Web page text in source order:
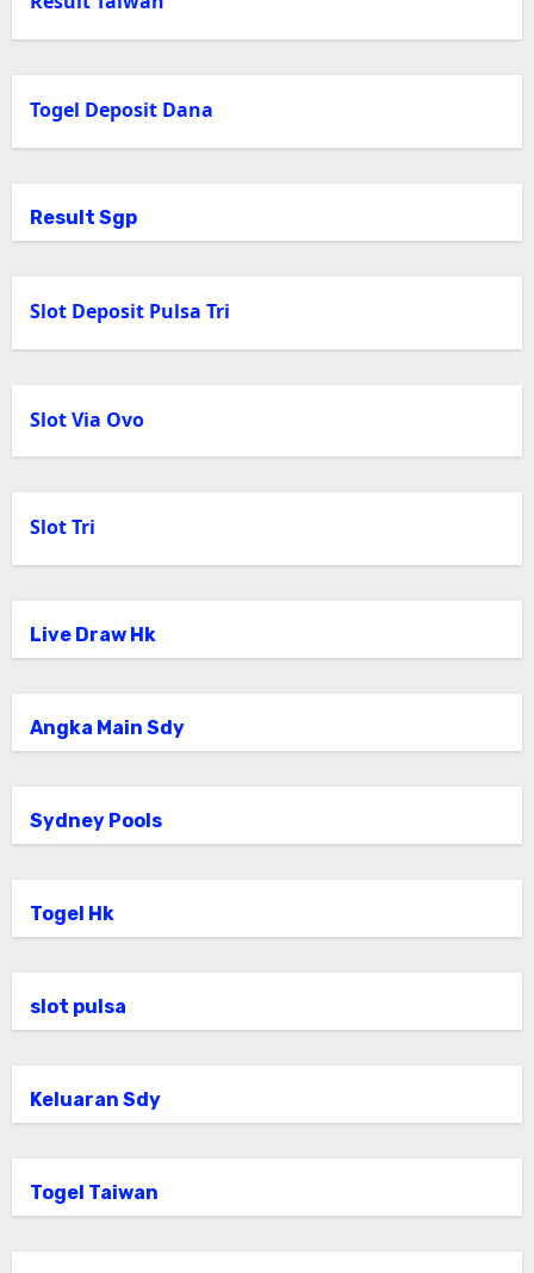
Togel Deposit Dana
Result Sgp
Slot Deposit Pulsa Tri
Slot Via Ovo
Slot Tri
Live Draw Hk
Angka Main Sdy
Sydney Pools
Togel Hk
slot pulsa
Keluaran Sdy
Togel Taiwan